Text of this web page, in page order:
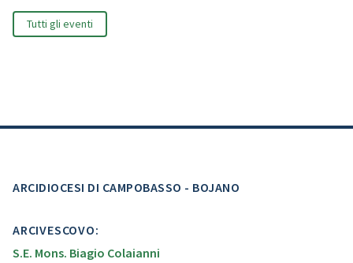
Tutti gli eventi
ARCIDIOCESI DI CAMPOBASSO - BOJANO
ARCIVESCOVO:
S.E. Mons. Biagio Colaianni